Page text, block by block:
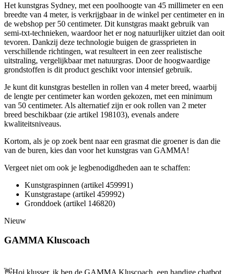
Het kunstgras Sydney, met een poolhoogte van 45 millimeter en een
breedte van 4 meter, is verkrijgbaar in de winkel per centimeter en in
de webshop per 50 centimeter. Dit kunstgras maakt gebruik van
semi-txt-technieken, waardoor het er nog natuurlijker uitziet dan ooit
tevoren. Dankzij deze technologie buigen de grassprieten in
verschillende richtingen, wat resulteert in een zeer realistische
uitstraling, vergelijkbaar met natuurgras. Door de hoogwaardige
grondstoffen is dit product geschikt voor intensief gebruik.
Je kunt dit kunstgras bestellen in rollen van 4 meter breed, waarbij
de lengte per centimeter kan worden gekozen, met een minimum
van 50 centimeter. Als alternatief zijn er ook rollen van 2 meter
breed beschikbaar (zie artikel 198103), evenals andere
kwaliteitsniveaus.
Kortom, als je op zoek bent naar een grasmat die groener is dan die
van de buren, kies dan voor het kunstgras van GAMMA!
Vergeet niet om ook je legbenodigdheden aan te schaffen:
Kunstgraspinnen (artikel 459991)
Kunstgrastape (artikel 459992)
Gronddoek (artikel 146820)
Nieuw
GAMMA Kluscoach